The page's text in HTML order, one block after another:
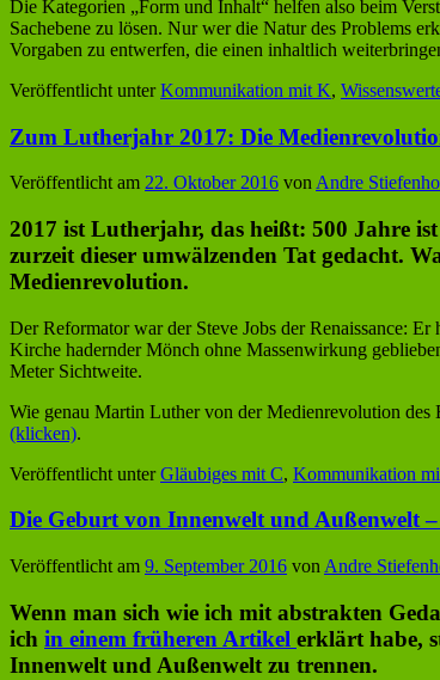
Die Kategorien „Form und Inhalt“ helfen also beim
Sachebene zu lösen. Nur wer die Natur des Problems
Vorgaben zu entwerfen, die einen inhaltlich
Veröffentlicht unter Kommunikation mit K,
Zum Lutherjahr 2017: Die
Veröffentlicht am 22. Oktober 2016 von Andre
2017 ist Lutherjahr, das heißt: 500 Jahre
zurzeit dieser umwälzenden Tat gedacht.
Medienrevolution.
Der Reformator war der Steve Jobs der Renaissance:
Kirche hadernder Mönch ohne Massenwirkung
Meter Sichtweite.
Wie genau Martin Luther von der Medienrevolution
(klicken).
Veröffentlicht unter Gläubiges mit C, Kommunikation
Die Geburt von Innenwelt und Außenwelt –
Veröffentlicht am 9. September 2016 von Andre
Wenn man sich wie ich mit abstrakten
ich in einem früheren Artikel erklärt habe,
Innenwelt und Außenwelt zu trennen.